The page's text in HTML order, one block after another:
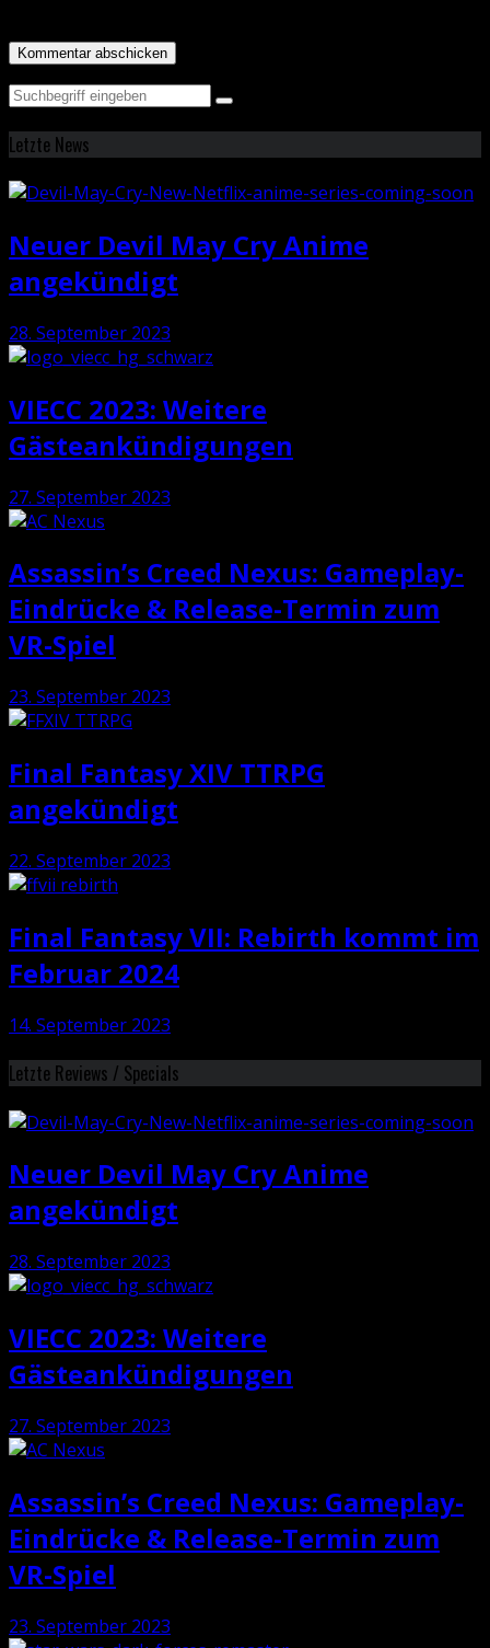
Letzte News
Neuer Devil May Cry Anime
angekündigt
28. September 2023
VIECC 2023: Weitere
Gästeankündigungen
27. September 2023
Assassin’s Creed Nexus: Gameplay-
Eindrücke & Release-Termin zum
VR-Spiel
23. September 2023
Final Fantasy XIV TTRPG
angekündigt
22. September 2023
Final Fantasy VII: Rebirth kommt im
Februar 2024
14. September 2023
Letzte Reviews / Specials
Neuer Devil May Cry Anime
angekündigt
28. September 2023
VIECC 2023: Weitere
Gästeankündigungen
27. September 2023
Assassin’s Creed Nexus: Gameplay-
Eindrücke & Release-Termin zum
VR-Spiel
23. September 2023